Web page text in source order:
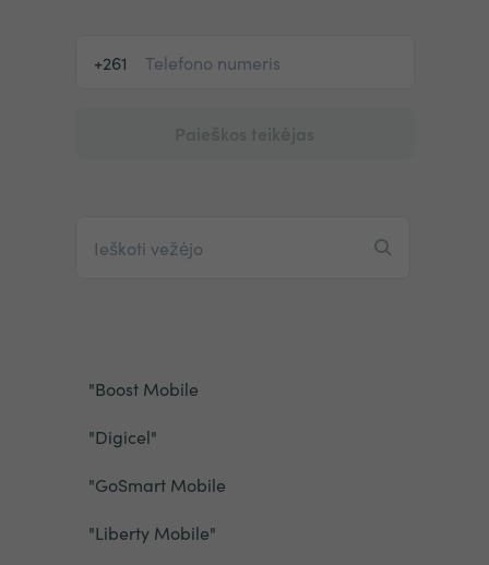
+261
"Boost Mobile
"Digicel"
"GoSmart Mobile
"Liberty Mobile"